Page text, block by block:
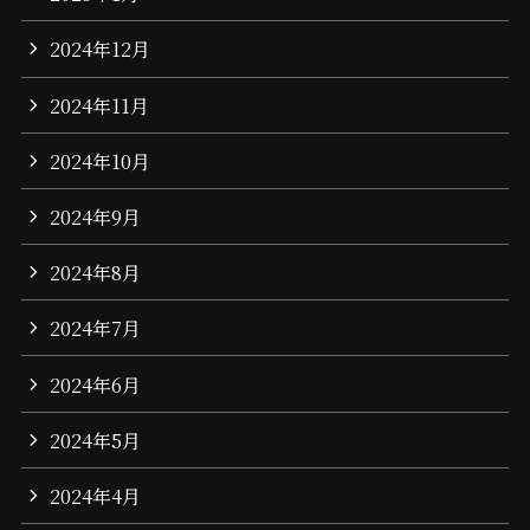
2024年12月
2024年11月
2024年10月
2024年9月
2024年8月
2024年7月
2024年6月
2024年5月
2024年4月